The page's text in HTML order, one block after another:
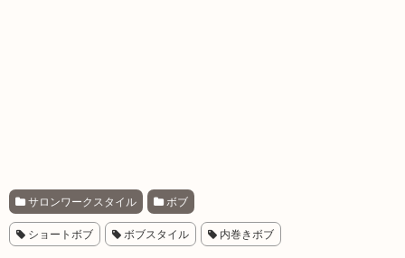
サロンワークスタイル ボブ
ショートボブ ボブスタイル 内巻きボブ